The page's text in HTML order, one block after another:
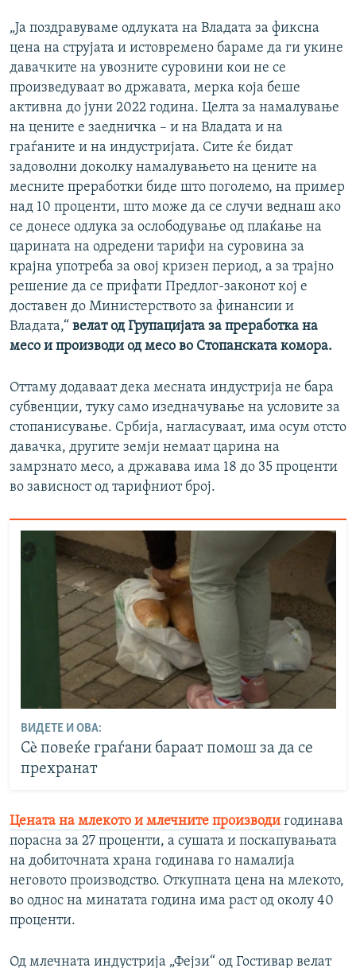
„Ја поздравуваме одлуката на Владата за фиксна
цена на струјата и истовремено бараме да ги укине
давачките на увозните суровини кои не се
произведуваат во државата, мерка која беше
активна до јуни 2022 година. Целта за намалување
на цените е заедничка – и на Владата и на
граѓаните и на индустријата. Сите ќе бидат
задоволни доколку намалувањето на цените на
месните преработки бидe што поголемo, на пример
над 10 проценти, што може да се случи веднаш ако
се донесе одлука за ослободување од плаќање на
царината на одредени тарифи на суровина за
крајна употреба за овој кризен период, а за трајно
решение да се прифати Предлог-законoт кој е
доставен до Министерството за финансии и
Владата,“ велат од Групацијата за преработка на
месо и производи од месо во Стопанската комора.
Оттаму додаваат дека месната индустрија не бара
субвенции, туку само изедначување на условите за
стопанисување. Србија, нагласуваат, има осум отсто
давачка, другите земји немаат царина на
замрзнато месо, а државава има 18 до 35 проценти
во зависност од тарифниот број.
ВИДЕТЕ И ОВА:
Сè повеќе граѓани бараат помош за да се
прехранат
Цената на млекото и млечните производи годинава
порасна за 27 проценти, а сушата и поскапувањата
на добиточната храна годинава го намалија
неговото производство. Откупната цена на млекото,
во однос на минатата година има раст од околу 40
проценти.
Од млечната индустрија „Фејзи“ од Гостивар велат